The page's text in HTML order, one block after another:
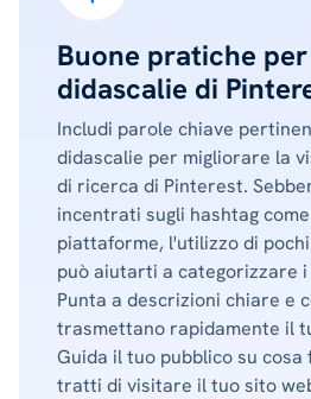
Buone pratiche
didascalie di
Includi parole chiave
didascalie per migliorare la
di ricerca di Pinterest.
incentrati sugli hashtag
piattaforme, l'utilizzo di
può aiutarti a categorizzare
Punta a descrizioni chiare e
trasmettano rapidamente il
Guida il tuo pubblico su cosa
tratti di visitare il tuo sito